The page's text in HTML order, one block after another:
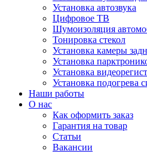
Установка автозвука
Цифровое ТВ
Шумоизоляция
Тонировка стекол
Установка камеры
Установка
Установка
Установка подогрева
Наши работы
О нас
Как оформить заказ
Гарантия на товар
Статьи
Вакансии